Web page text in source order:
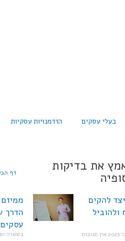
בעלי עסקים הזדמנויות עסקיות
את בדיקות דף
להקים
אין תגובות
הדרך
עסקים
בשארה